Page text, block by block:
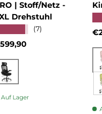
| Stoff/Netz -
Drehstuhl
(7)
Preis
Schwarz
Auf Lager